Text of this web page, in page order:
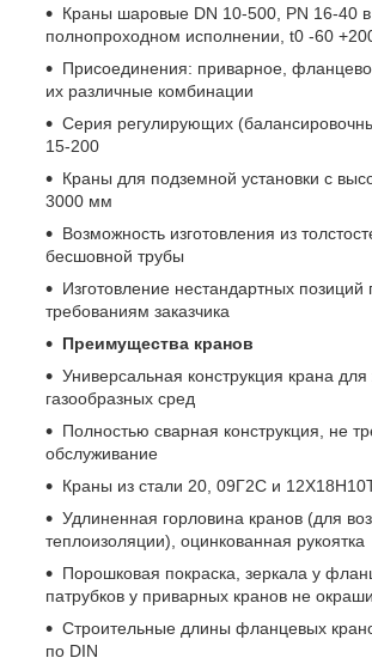
Краны шаровые DN 10-500, PN 16-40 в
полнопроходном исполнении, t0 -60
Присоединения: приварное,
их различные комбинации
Серия регулирующих
15-200
Краны для подземной установки с
3000 мм
Возможность изготовления из
бесшовной трубы
Изготовление нестандартных позиций
требованиям заказчика
Преимущества кранов
Универсальная конструкция крана для
газообразных сред
Полностью сварная конструкция, не
обслуживание
Краны из стали 20, 09Г2С и
Удлиненная горловина кранов (для
теплоизоляции), оцинкованная рукоятка
Порошковая покраска, зеркала у
патрубков у приварных кранов не
Строительные длины фланцевых
по DIN